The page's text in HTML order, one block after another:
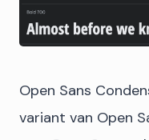
Open Sans
variant van Open